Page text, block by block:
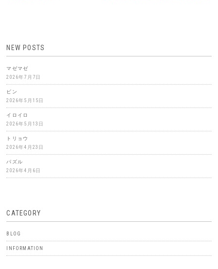
NEW POSTS
マゼマゼ
2026年7月7日
ビン
2026年5月15日
イロイロ
2026年5月13日
トリョウ
2026年4月23日
パズル
2026年4月6日
CATEGORY
BLOG
INFORMATION